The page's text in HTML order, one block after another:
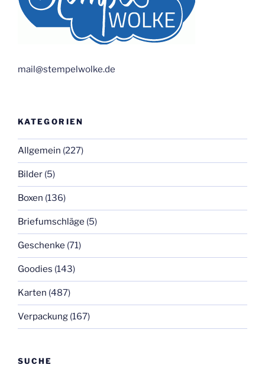
mail@stempelwolke.de
KATEGORIEN
Allgemein (227)
Bilder (5)
Boxen (136)
Briefumschläge (5)
Geschenke (71)
Goodies (143)
Karten (487)
Verpackung (167)
SUCHE